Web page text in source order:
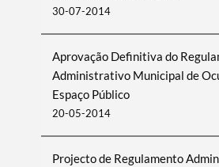
30-07-2014
Aprovação Definitiva do
Administrativo Municipal de
Espaço Público
20-05-2014
Projecto de Regulamento